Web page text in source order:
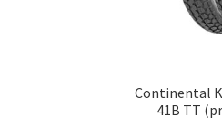
Continental
41B TT